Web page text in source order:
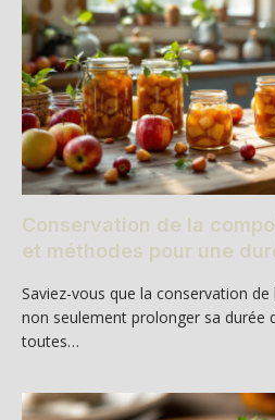
Conservation de la
et méthodes pour une
Saviez-vous que la conservation
non seulement prolonger sa durée
toutes…